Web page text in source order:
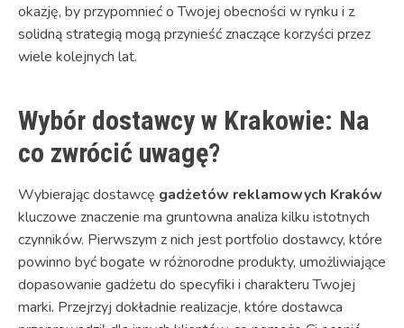
okazję, by przypomnieć o Twojej obecności w rynku i z
solidną strategią mogą przynieść znaczące korzyści przez
wiele kolejnych lat.
Wybór dostawcy w Krakowie: Na
co zwrócić uwagę?
Wybierając dostawcę gadżetów reklamowych Kraków
kluczowe znaczenie ma gruntowna analiza kilku istotnych
czynników. Pierwszym z nich jest portfolio dostawcy, które
powinno być bogate w różnorodne produkty, umożliwiające
dopasowanie gadżetu do specyfiki i charakteru Twojej
marki. Przejrzyj dokładnie realizacje, które dostawca